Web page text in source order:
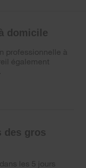
domicile
professionnelle à
également
des gros
les 5 jours